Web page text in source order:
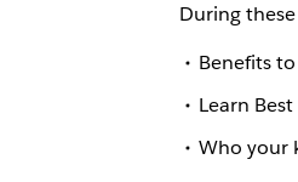
During
Benefits
Learn
Who your